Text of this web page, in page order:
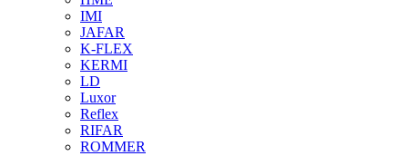
IMI
JAFAR
K-FLEX
KERMI
LD
Luxor
Reflex
RIFAR
ROMMER